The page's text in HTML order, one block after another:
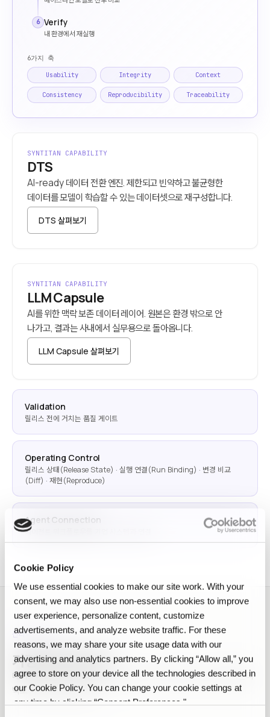
Cookie Policy
We use essential cookies to make our site work. With your
consent, we may also use non‑essential cookies to improve
user experience, personalize content, customize
advertisements, and analyze website traffic. For these
reasons, we may share your site usage data with our
advertising and analytics partners. By clicking “Allow all,” you
agree to store on your device all the technologies described in
our Cookie Policy. You can change your cookie settings at
any time by clicking “Consent Preferences."
6 Verify
내 환경에서 재실행
6가지 축
Usability
Integrity Context
Consistency Reproducibility Traceability
SYNTITAN CAPABILITY
DTS
AI-ready 데이터 전환 엔진. 제한되고 빈약하고 불균형한
데이터를 모델이 학습할 수 있는 데이터셋으로 재구성합니다.
DTS 살펴보기
SYNTITAN CAPABILITY
LLM Capsule
AI를 위한 맥락 보존 데이터 레이어. 원본은 환경 밖으로 안
나가고, 결과는 사내에서 실무용으로 돌아옵니다.
LLM Capsule 살펴보기
Validation
릴리스 전에 거치는 품질 게이트
Operating Control
릴리스 상태(Release State) · 실행 연결(Run Binding) · 변경 비교
(Diff) · 재현(Reproduce)
Agent Connection
에이전트·워크플로우를 기업 시스템과 연결
신타이탄 안에서
가장 먼저 푸는 벽.
데이터와 AI 사이에서 팀들이 부딪히는 세 가지 벽입니다. 아마 여러분의
벽도 이 중 하나일 겁니다.